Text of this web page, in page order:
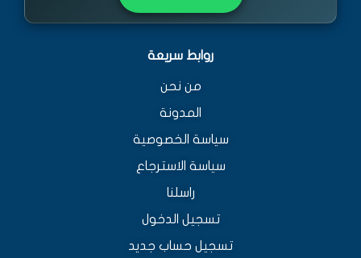
روابط سريعة
من نحن
المدونة
سياسة الخصوصية
سياسة الاسترجاع
راسلنا
تسجيل الدخول
تسجيل حساب جديد